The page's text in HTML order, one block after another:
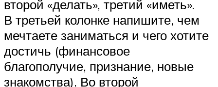
второй «делать», третий «иметь».
В третьей колонке напишите, чем
мечтаете заниматься и чего хотите
достичь (финансовое
благополучие, признание, новые
знакомства). Во второй